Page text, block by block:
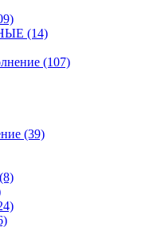
(14)
(107)
(39)
(8)